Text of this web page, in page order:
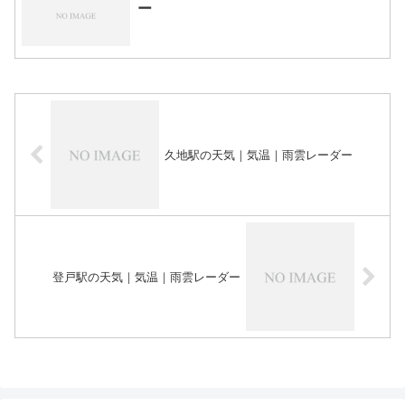
ー
久地駅の天気｜気温｜雨雲レーダー
登戸駅の天気｜気温｜雨雲レーダー